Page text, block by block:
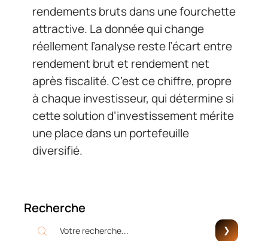
rendements bruts dans une fourchette
attractive. La donnée qui change
réellement l’analyse reste l’écart entre
rendement brut et rendement net
après fiscalité. C’est ce chiffre, propre
à chaque investisseur, qui détermine si
cette solution d’investissement mérite
une place dans un portefeuille
diversifié.
Recherche